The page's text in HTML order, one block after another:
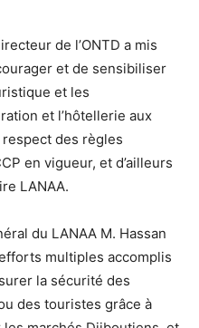
de l’ONTD a mis
et de sensibiliser
et les
et l’hôtellerie aux
des règles
en vigueur, et d’ailleurs
LANAA.
du LANAA M. Hassan
multiples accomplis
la sécurité des
des touristes grâce à